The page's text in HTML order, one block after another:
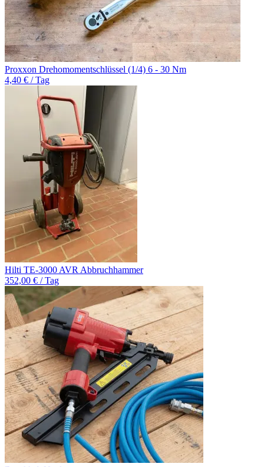
Proxxon Drehomomentschlüssel (1/4) 6 - 30 Nm
4,40 € / Tag
Hilti TE-3000 AVR Abbruchhammer
352,00 € / Tag